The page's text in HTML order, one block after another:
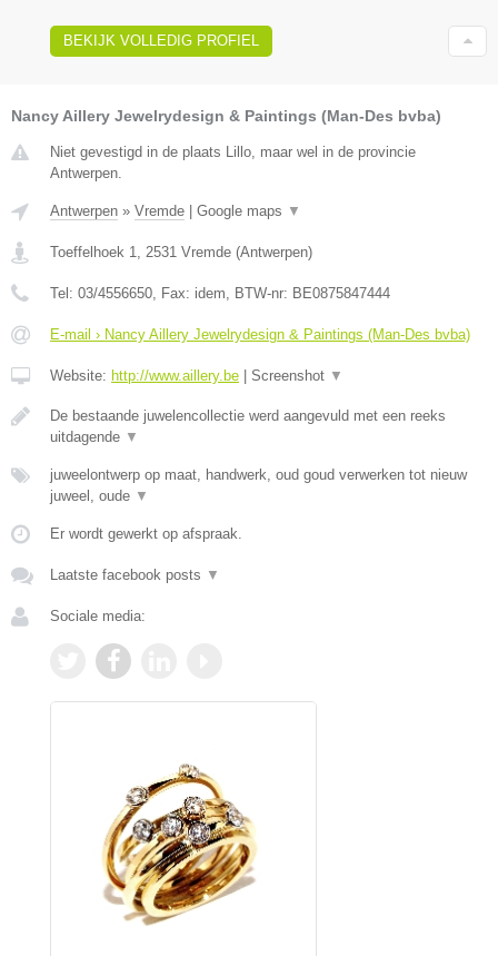
BEKIJK VOLLEDIG PROFIEL
Nancy Aillery Jewelrydesign & Paintings (Man-Des bvba)
Niet gevestigd in de plaats Lillo, maar wel in de provincie
Antwerpen.
Antwerpen » Vremde | Google maps ▼
Toeffelhoek 1 2531 Vremde (Antwerpen)
Tel: 03/4556650 , Fax: idem , BTW-nr: BE0875847444
E-mail › Nancy Aillery Jewelrydesign & Paintings (Man-Des bvba)
Website: http://www.aillery.be | Screenshot ▼
De bestaande juwelencollectie werd aangevuld met een reeks
uitdagende ▼
juweelontwerp op maat, handwerk, oud goud verwerken tot nieuw
juweel, oude ▼
Er wordt gewerkt op afspraak.
Laatste facebook posts ▼
Sociale media: